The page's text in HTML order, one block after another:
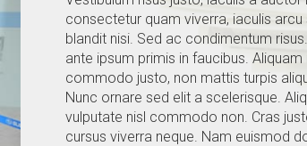
consectetur quam viverra, iaculis
blandit nisi. Sed ac condimentum
ante ipsum primis in faucibus.
commodo justo, non mattis turpis
Nunc ornare sed elit a scelerisque.
vulputate nisl commodo non. Cras
cursus viverra neque. Nam euismod